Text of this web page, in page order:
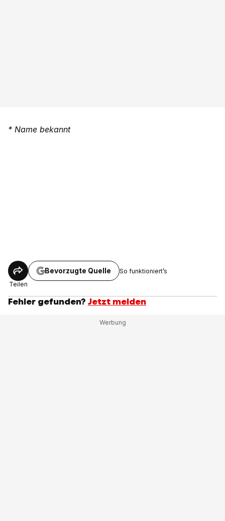
* Name bekannt
Teilen
Bevorzugte Quelle So funktioniert’s
Fehler gefunden? Jetzt melden